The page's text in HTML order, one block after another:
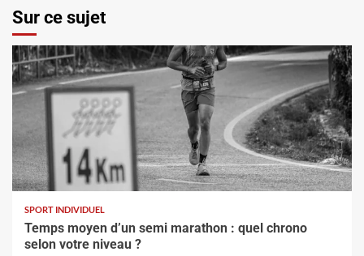
Sur ce sujet
SPORT INDIVIDUEL
Temps moyen d’un semi marathon : quel chrono
selon votre niveau ?